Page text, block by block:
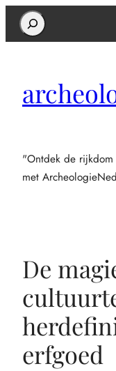
Search
"Ontdek de rijkdom
met
De
erfgoed